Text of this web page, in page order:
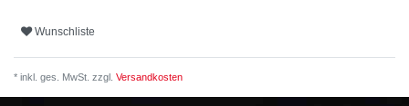
Wunschliste
* inkl. ges. MwSt. zzgl. Versandkosten